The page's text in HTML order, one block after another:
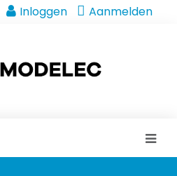
Inloggen Aanmelden